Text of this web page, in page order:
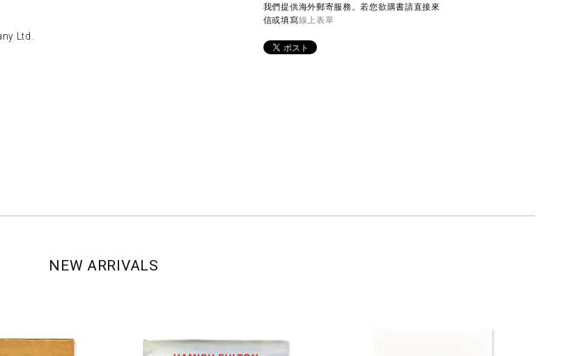
Ltd.
我們提供海外郵寄服務。若您欲購書請直接來
信或填寫線上表單
NEW ARRIVALS